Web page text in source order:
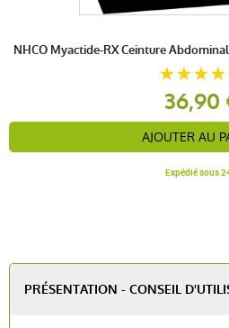
NHCO Myactide-RX Ceinture
36,90
AJOUTER AU
Expédié sous
PRÉSENTATION - CONSEIL